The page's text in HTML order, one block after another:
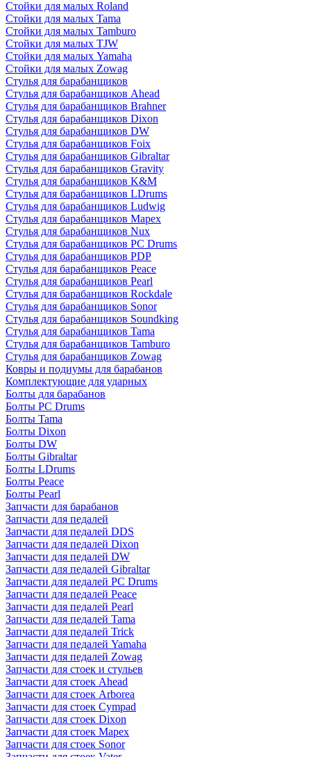
Стойки для малых Roland
Стойки для малых Tama
Стойки для малых Tamburo
Стойки для малых TJW
Стойки для малых Yamaha
Стойки для малых Zowag
Стулья для барабанщиков
Стулья для барабанщиков Ahead
Стулья для барабанщиков Brahner
Стулья для барабанщиков Dixon
Стулья для барабанщиков DW
Стулья для барабанщиков Foix
Стулья для барабанщиков Gibraltar
Стулья для барабанщиков Gravity
Стулья для барабанщиков K&M
Стулья для барабанщиков LDrums
Стулья для барабанщиков Ludwig
Стулья для барабанщиков Mapex
Стулья для барабанщиков Nux
Стулья для барабанщиков PC Drums
Стулья для барабанщиков PDP
Стулья для барабанщиков Peace
Стулья для барабанщиков Pearl
Стулья для барабанщиков Rockdale
Стулья для барабанщиков Sonor
Стулья для барабанщиков Soundking
Стулья для барабанщиков Tama
Стулья для барабанщиков Tamburo
Стулья для барабанщиков Zowag
Ковры и подиумы для барабанов
Комплектующие для ударных
Болты для барабанов
Болты PC Drums
Болты Tama
Болты Dixon
Болты DW
Болты Gibraltar
Болты LDrums
Болты Peace
Болты Pearl
Запчасти для барабанов
Запчасти для педалей
Запчасти для педалей DDS
Запчасти для педалей Dixon
Запчасти для педалей DW
Запчасти для педалей Gibraltar
Запчасти для педалей PC Drums
Запчасти для педалей Peace
Запчасти для педалей Pearl
Запчасти для педалей Tama
Запчасти для педалей Trick
Запчасти для педалей Yamaha
Запчасти для педалей Zowag
Запчасти для стоек и стульев
Запчасти для стоек Ahead
Запчасти для стоек Arborea
Запчасти для стоек Cympad
Запчасти для стоек Dixon
Запчасти для стоек Mapex
Запчасти для стоек Sonor